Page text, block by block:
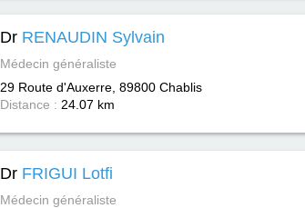
Dr RENAUDIN Sylvain
Médecin généraliste
29 Route d'Auxerre, 89800 Chablis
Distance : 24.07 km
Dr FRIGUI Lotfi
Médecin généraliste